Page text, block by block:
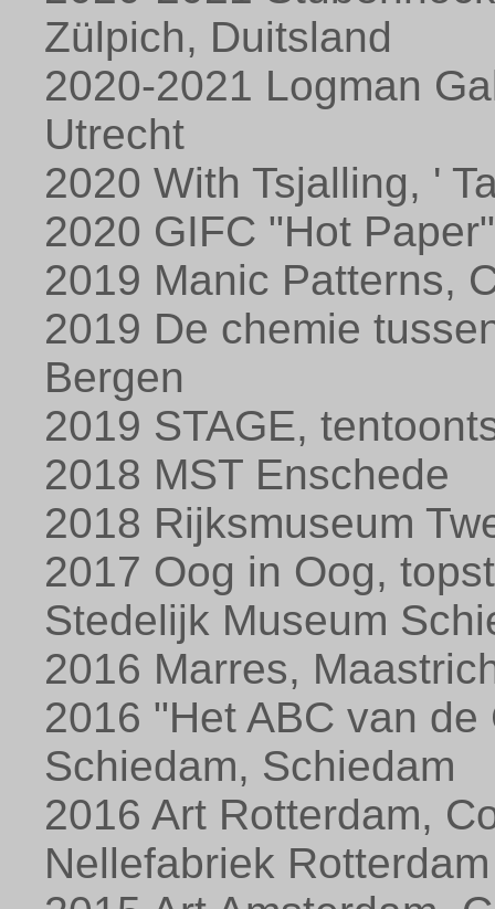
Zülpich, Duitsland
2020-2021 Logman
Utrecht
2020 With Tsjalling, '
2020 GIFC "Hot
2019 Manic Patterns,
2019 De chemie
Bergen
2019 STAGE,
2018 MST Enschede
2018 Rijksmuseum
2017 Oog in Oog,
Stedelijk Museum
2016 Marres,
2016 "Het ABC van
Schiedam, Schiedam
2016 Art Rotterdam,
Nellefabriek Rotterdam